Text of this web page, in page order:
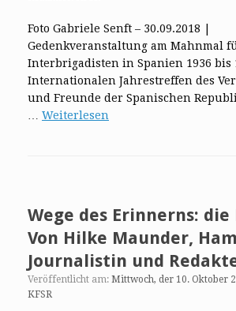
Foto Gabriele Senft – 30.09.2018 |
Gedenkveranstaltung am Mahnmal
Interbrigadisten in Spanien 1936 bis
Internationalen Jahrestreffen des
und Freunde der Spanischen
Weiterlesen
Wege des Erinnerns:
Von Hilke Maunder,
Journalistin und
Veröffentlicht am: Mittwoch, der 10. Oktober
KFSR